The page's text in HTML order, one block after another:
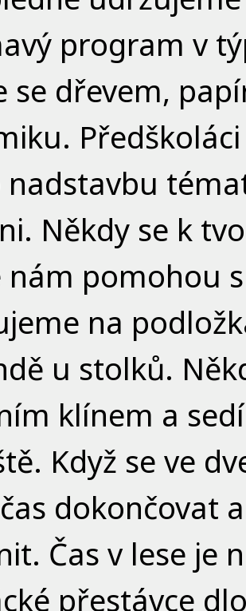
program v
se dřevem,
nadstavbu
Někdy se k
nám pomohou
na
u stolků.
klínem a
Když se ve
dokončovat
Čas v lese je
přestávce